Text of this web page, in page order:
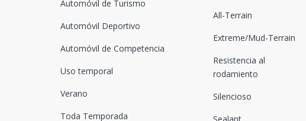
Automóvil de Turismo
Automóvil Deportivo
Automóvil de Competencia
Uso temporal
Verano
Toda Temporada
All-Terrain
Extreme/Mud-Terrain
Resistencia al
rodamiento
Silencioso